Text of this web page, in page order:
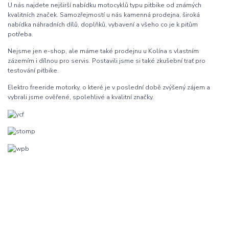
U nás najdete nejširší nabídku motocyklů typu pitbike od známých
kvalitních značek. Samozřejmostí u nás kamenná prodejna, široká
nabídka náhradních dílů, doplňků, vybavení a všeho co je k pitům
potřeba.
Nejsme jen e-shop, ale máme také prodejnu u Kolína s vlastním
zázemím i dílnou pro servis. Postavili jsme si také zkušební trať pro
testování pitbike.
Elektro freeride motorky, o které je v poslední době zvýšený zájem a
vybrali jsme ověřené, spolehlivé a kvalitní značky.